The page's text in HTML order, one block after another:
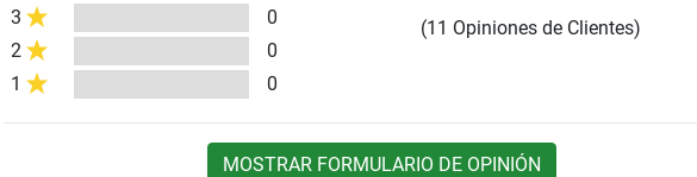
3
0
2
0
1
0
(11 Opiniones de Clientes)
MOSTRAR FORMULARIO DE OPINIÓN